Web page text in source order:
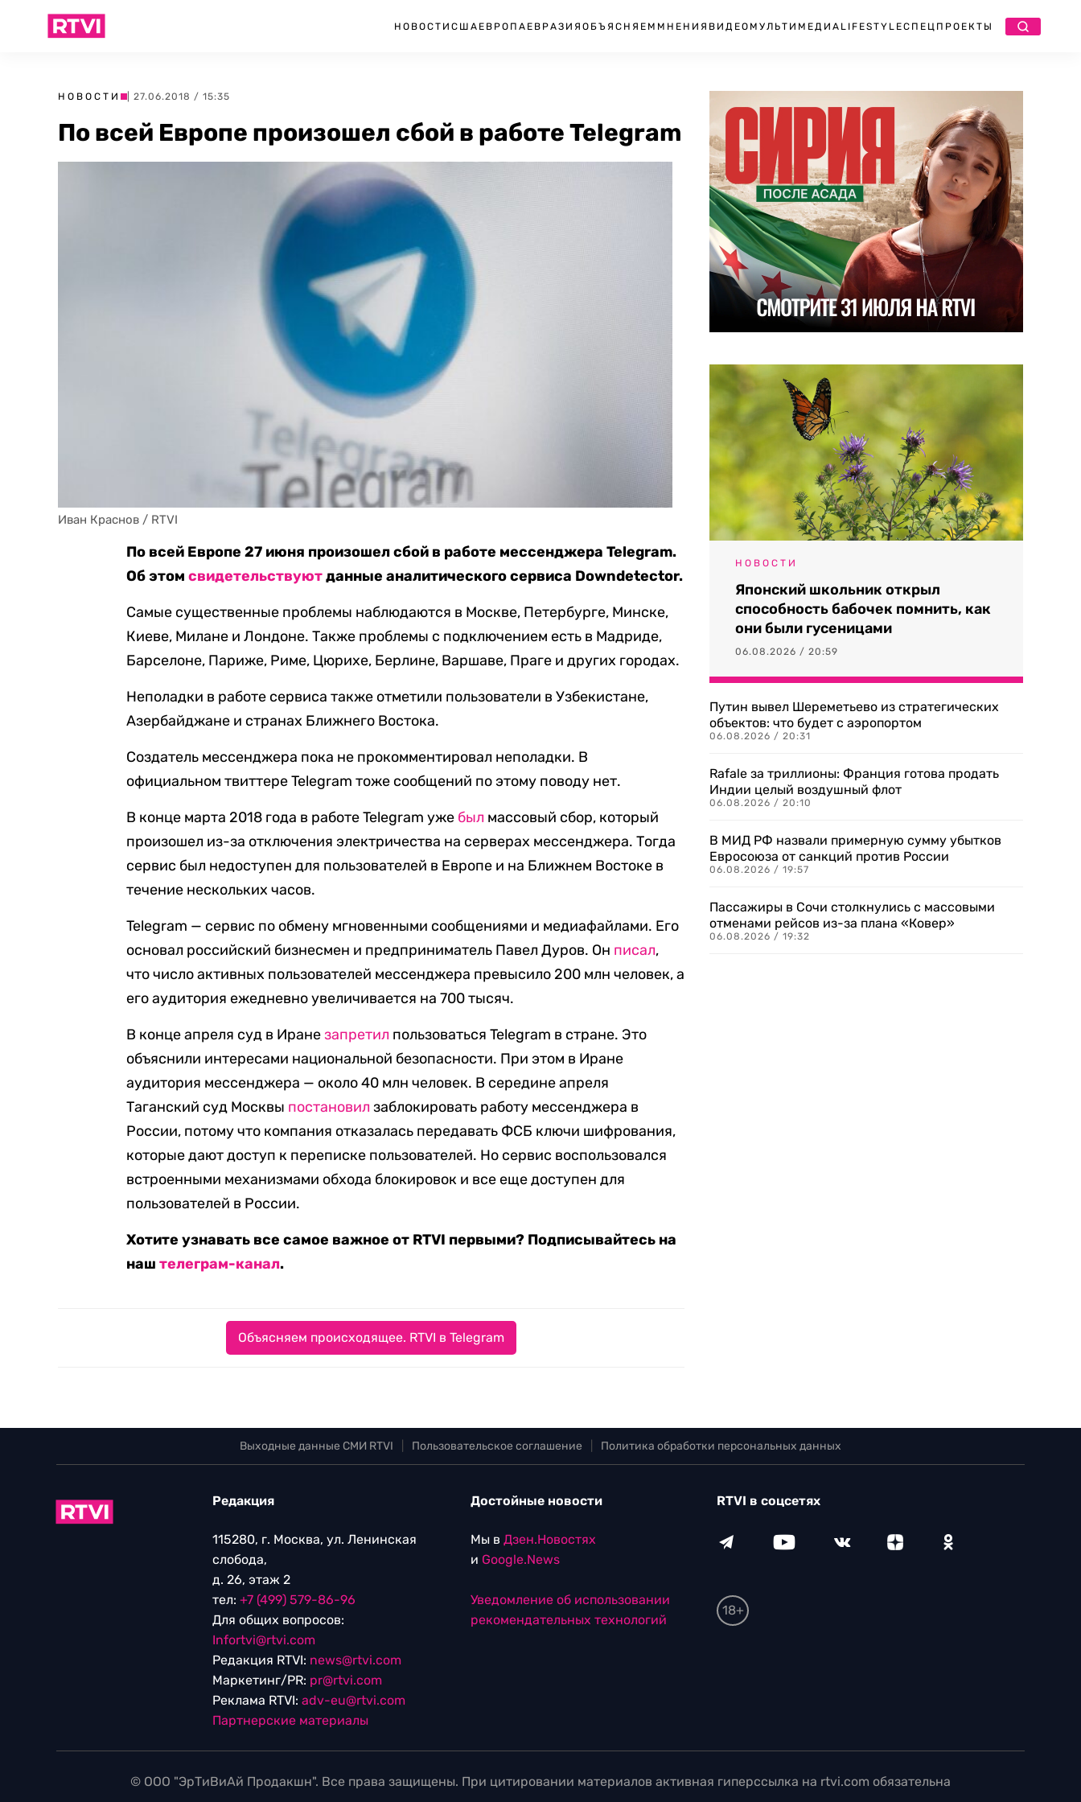
НОВОСТИ США ЕВРОПА ЕВРАЗИЯ ОБЪЯСНЯЕМ МНЕНИЯ ВИДЕО МУЛЬТИМЕДИА LIFESTYLEСПЕЦПРОЕКТЫ
НОВОСТИ | 27.06.2018 / 15:35
По всей Европе произошел сбой в работе Telegram
Иван Краснов / RTVI
По всей Европе 27 июня произошел сбой в работе мессенджера Telegram.
Об этомсвидетельствуютданные аналитического сервиса Downdetector.
Самые существенные проблемы наблюдаются в Москве, Петербурге, Минске,
Киеве, Милане и Лондоне. Также проблемы с подключением есть в Мадриде,
Барселоне, Париже, Риме, Цюрихе, Берлине, Варшаве, Праге и других городах.
Неполадки в работе сервиса также отметили пользователи в Узбекистане,
Азербайджане и странах Ближнего Востока.
Создатель мессенджера пока не прокомментировал неполадки. В
официальном твиттере Telegram тоже сообщений по этому поводу нет.
В конце марта 2018 года в работе Telegram уже был массовый сбор, который
произошел из-за отключения электричества на серверах мессенджера. Тогда
сервис был недоступен для пользователей в Европе и на Ближнем Востоке в
течение нескольких часов.
Telegram — сервис по обмену мгновенными сообщениями и медиафайлами. Его
основал российский бизнесмен и предприниматель Павел Дуров. Он писал,
что число активных пользователей мессенджера превысило 200 млн человек, а
его аудитория ежедневно увеличивается на 700 тысяч.
В конце апреля суд в Иранезапретил пользоваться Telegram в стране. Это
объяснили интересами национальной безопасности. При этом в Иране
аудитория мессенджера — около 40 млн человек. В середине апреля
Таганский суд Москвы постановил заблокировать работу мессенджера в
России, потому что компания отказалась передавать ФСБ ключи шифрования,
которые дают доступ к переписке пользователей. Но сервис воспользовался
встроенными механизмами обхода блокировок и все еще доступен для
пользователей в России.
Хотите узнавать все самое важное от RTVI первыми? Подписывайтесь на
наштелеграм-канал.
Объясняем происходящее. RTVI в Telegram
НОВОСТИ
Японский школьник открыл
способность бабочек помнить, как
они были гусеницами
06.08.2026 / 20:59
Путин вывел Шереметьево из стратегических
объектов: что будет с аэропортом
06.08.2026 / 20:31
Rafale за триллионы: Франция готова продать
Индии целый воздушный флот
06.08.2026 / 20:10
В МИД РФ назвали примерную сумму убытков
Евросоюза от санкций против России
06.08.2026 / 19:57
Пассажиры в Сочи столкнулись с массовыми
отменами рейсов из-за плана «Ковер»
06.08.2026 / 19:32
Выходные данные СМИ RTVI Пользовательское соглашение Политика обработки персональных данных
Редакция
115280, г. Москва, ул. Ленинская
слобода,
д. 26, этаж 2
тел: +7 (499) 579-86-96
Для общих вопросов:
Infortvi@rtvi.com
Редакция RTVI: news@rtvi.com
Маркетинг/PR: pr@rtvi.com
Реклама RTVI: adv-eu@rtvi.com
Партнерские материалы
Достойные новости
Мы в Дзен.Новостях
и Google.News
Уведомление об использовании
рекомендательных технологий
RTVI в соцсетях
18+
© ООО "ЭрТиВиАй Продакшн". Все права защищены. При цитировании материалов активная гиперссылка на rtvi.com обязательна